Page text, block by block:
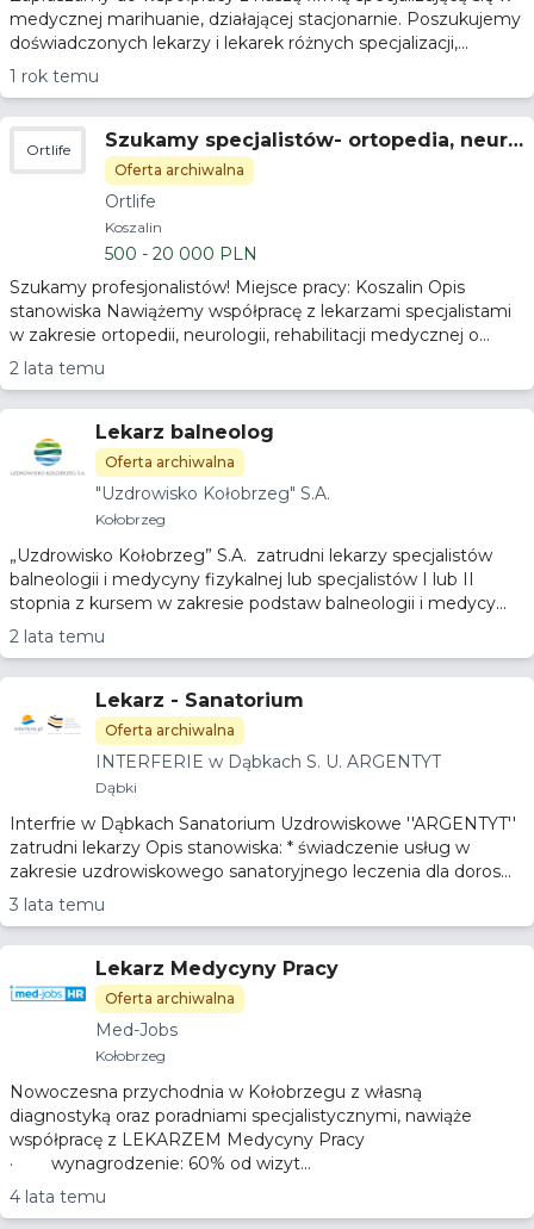
medycznej marihuanie, działającej stacjonarnie. Poszukujemy
doświadczonych lekarzy i lekarek różnych specjalizacji,...
1 rok temu
Ortlife
Szukamy specjalistów- ortopedia, neuro
logia
Oferta archiwalna
Ortlife
Koszalin
500 - 20 000 PLN
Szukamy profesjonalistów! Miejsce pracy: Koszalin Opis
stanowiska Nawiążemy współpracę z lekarzami specjalistami
w zakresie ortopedii, neurologii, rehabilitacji medycznej o...
2 lata temu
Lekarz balneolog
Oferta archiwalna
"Uzdrowisko Kołobrzeg" S.A.
Kołobrzeg
„Uzdrowisko Kołobrzeg” S.A. zatrudni lekarzy specjalistów
balneologii i medycyny fizykalnej lub specjalistów I lub II
stopnia z kursem w zakresie podstaw balneologii i medycy...
2 lata temu
Lekarz - Sanatorium
Oferta archiwalna
INTERFERIE w Dąbkach S. U. ARGENTYT
Dąbki
Interfrie w Dąbkach Sanatorium Uzdrowiskowe ''ARGENTYT''
zatrudni lekarzy Opis stanowiska: * świadczenie usług w
zakresie uzdrowiskowego sanatoryjnego leczenia dla doros...
3 lata temu
Lekarz Medycyny Pracy
Oferta archiwalna
Med-Jobs
Kołobrzeg
Nowoczesna przychodnia w Kołobrzegu z własną
diagnostyką oraz poradniami specjalistycznymi, nawiąże
współpracę z LEKARZEM Medycyny Pracy
· wynagrodzenie: 60% od wizyt...
4 lata temu